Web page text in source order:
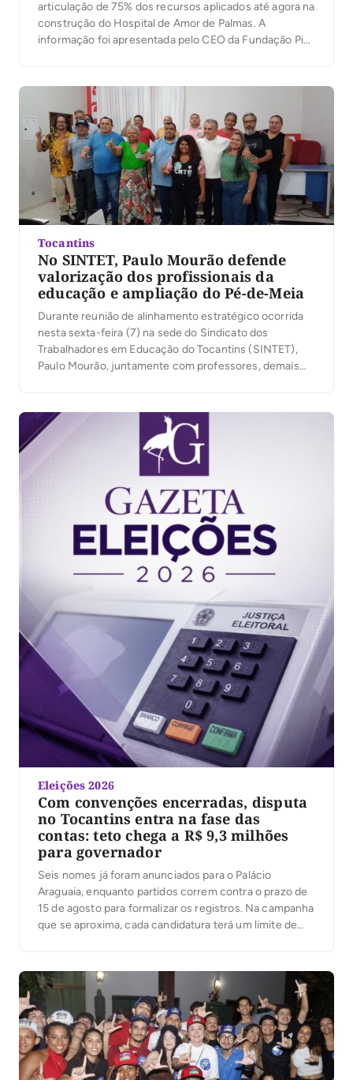
articulação de 75% dos recursos aplicados até agora na
construção do Hospital de Amor de Palmas. A
informação foi apresentada pelo CEO da Fundação Pio
e Maranhão, realizado neste sábado (8), na […]
Tocantins
No SINTET, Paulo Mourão defende
valorização dos profissionais da
educação e ampliação do Pé-de-Meia
Durante reunião de alinhamento estratégico ocorrida
nesta sexta-feira (7) na sede do Sindicato dos
Trabalhadores em Educação do Tocantins (SINTET),
Paulo Mourão, juntamente com professores, demais
candidaturas que apoiam o governo Lula e melhorias na
educação. Paulo Mourão exaltou a história de Lula, […]
Eleições 2026
Com convenções encerradas, disputa
no Tocantins entra na fase das
contas: teto chega a R$ 9,3 milhões
para governador
Seis nomes já foram anunciados para o Palácio
Araguaia, enquanto partidos correm contra o prazo de
15 de agosto para formalizar os registros. Na campanha
que se aproxima, cada candidatura terá um limite de
e seis candidaturas anunciadas ao governo do […]